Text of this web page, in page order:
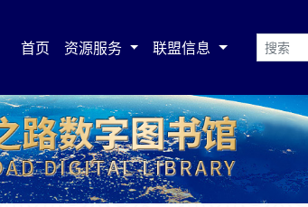
首页 资源服务 联盟信息